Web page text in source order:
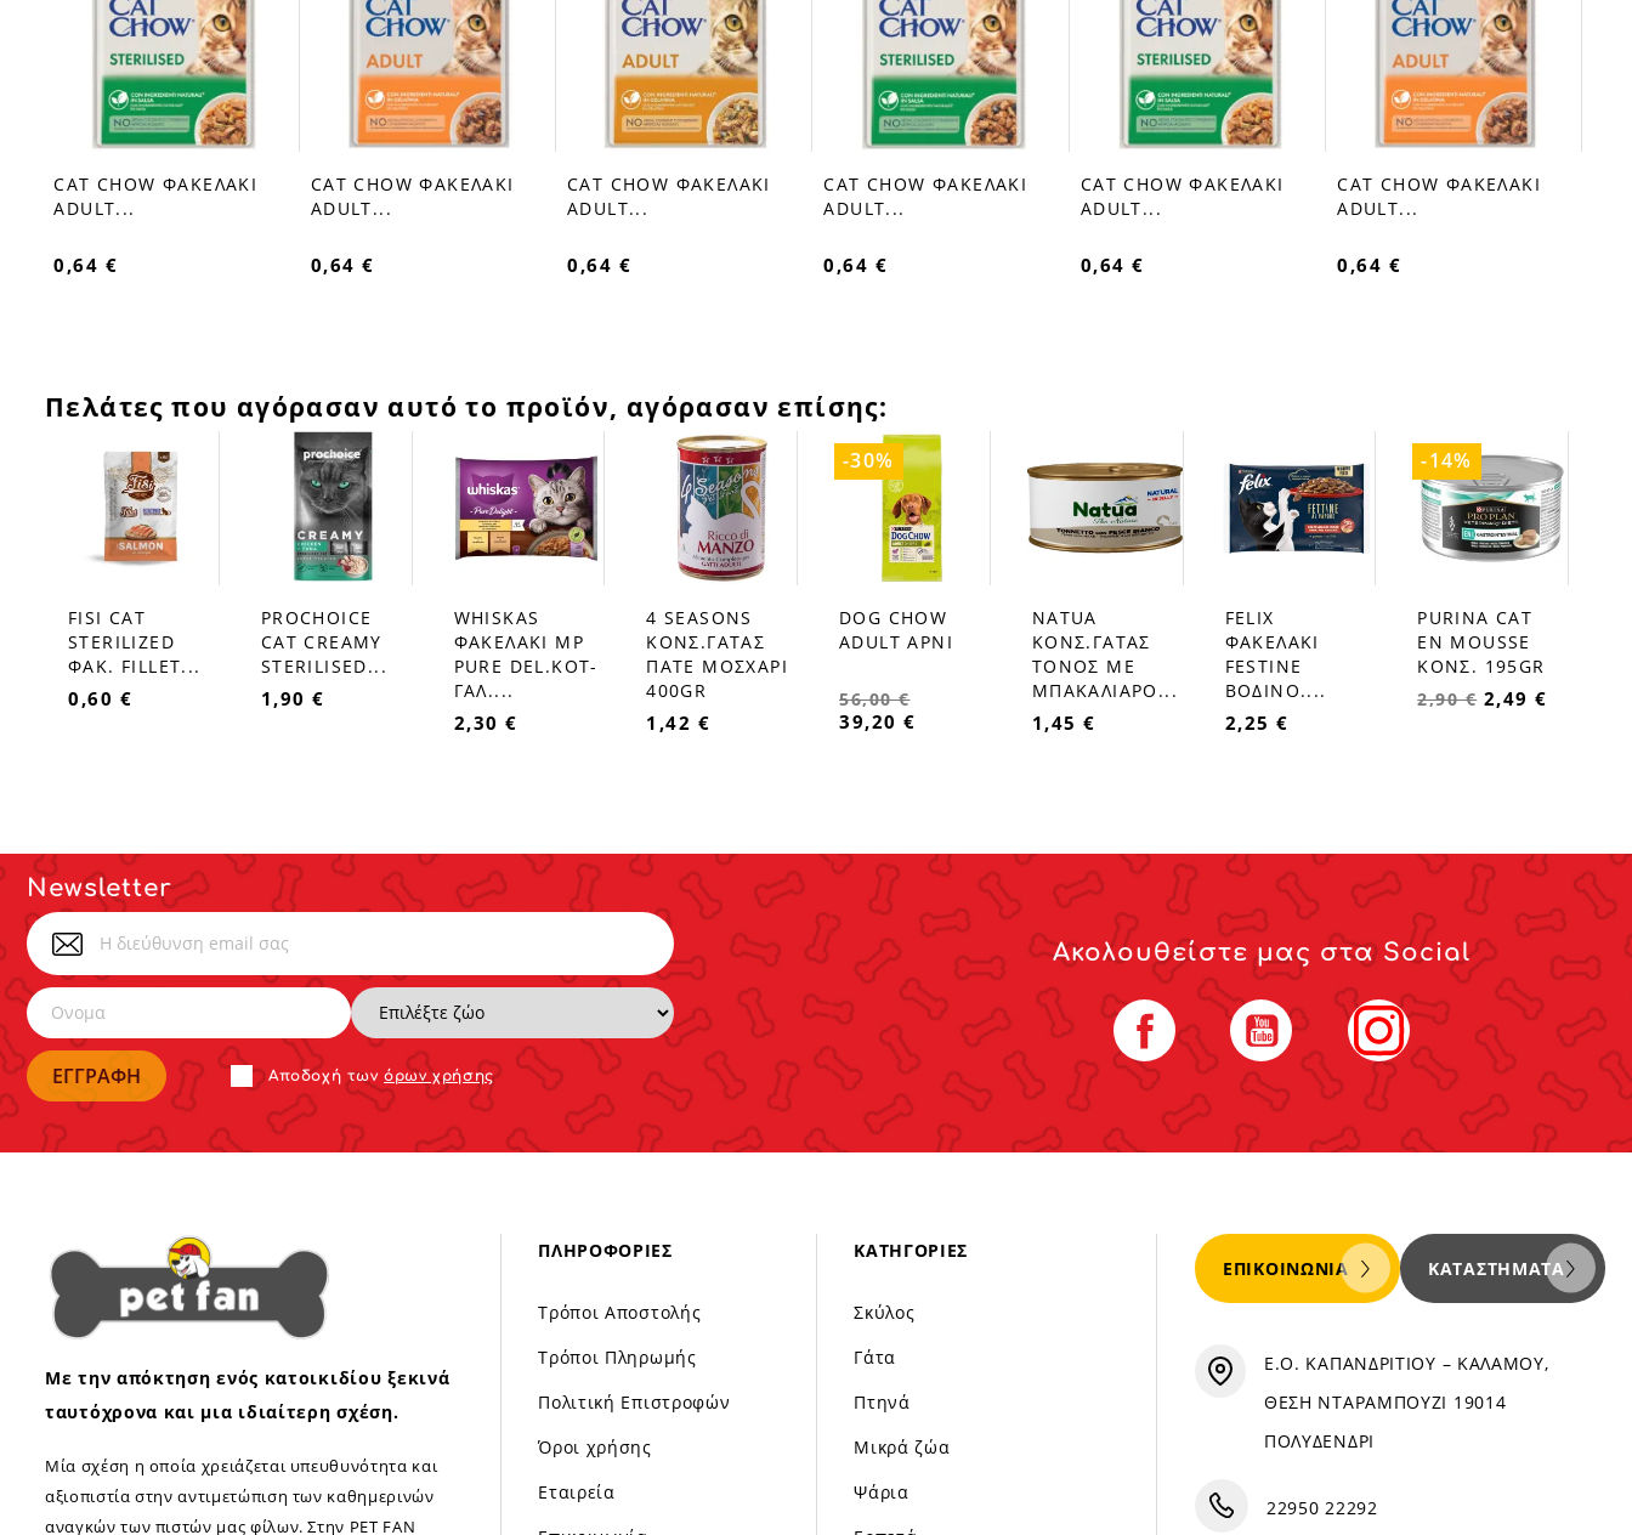
favorite_border
CAT CHOW ΦΑΚΕΛΑΚΙ
ADULT...
0,64 €
favorite_border
CAT CHOW ΦΑΚΕΛΑΚΙ
ADULT...
0,64 €
favorite_border
CAT CHOW ΦΑΚΕΛΑΚΙ
ADULT...
0,64 €
favorite_border
CAT CHOW ΦΑΚΕΛΑΚΙ
ADULT...
0,64 €
favorite_border
CAT CHOW ΦΑΚΕΛΑΚΙ
ADULT...
0,64 €
favorite_border
CAT CHOW ΦΑΚΕΛΑΚΙ
ADULT...
0,64 €
Πελάτες που αγόρασαν αυτό το προϊόν, αγόρασαν επίσης:
favorite_border
FISI CAT
STERILIZED
ΦΑΚ. FILLET...
0,60 €
favorite_border
PROCHOICE
CAT CREAMY
STERILISED...
1,90 €
favorite_border
WHISKAS
ΦΑΚΕΛΑΚΙ MP
PURE DEL.KOT-
ΓΑΛ....
2,30 €
favorite_border
4 SEASONS
ΚΟΝΣ.ΓΑΤΑΣ
ΠΑΤΕ ΜΟΣΧΑΡΙ
400GR
1,42 €
favorite_border
DOG CHOW
ADULT ΑΡΝΙ
56,00 €
39,20 €
-30%
favorite_border
NATUA
ΚΟΝΣ.ΓΑΤΑΣ
ΤΟΝΟΣ ΜΕ
ΜΠΑΚΑΛΙΑΡΟ...
1,45 €
favorite_border
FELIX
ΦΑΚΕΛΑΚΙ
FESTINE
ΒΟΔΙΝΟ....
2,25 €
favorite_border
PURINA CAT
EN MOUSSE
ΚΟΝΣ. 195GR
2,90 € 2,49 €
-14%
Newsletter
Αποδoχή τωνόρων χρήσης
Ακολουθείστε μας στα Social
Facebook YouTube Instagram
Με την απόκτηση ενός κατοικιδίου ξεκινά
ταυτόχρονα και μια ιδιαίτερη σχέση.
Μία σχέση η οποία χρειάζεται υπευθυνότητα και
αξιοπιστία στην αντιμετώπιση των καθημερινών
αναγκών των πιστών μας φίλων. Στην PET FAN
ΠΛΗΡΟΦΟΡΊΕΣ
Τρόποι Αποστολής
Τρόποι Πληρωμής
Πολιτική Επιστροφών
Όροι χρήσης
Εταιρεία
ΚΑΤΗΓΟΡΊΕΣ
Σκύλος
Γάτα
Πτηνά
Μικρά ζώα
Ψάρια
ΕΠΙΚΟΙΝΩΝΊΑ ΚΑΤΑΣΤΉΜΑΤΑ
Ε.Ο. ΚΑΠΑΝΔΡΙΤΙΟΥ – ΚΑΛΑΜΟΥ,
ΘΕΣΗ ΝΤΑΡΑΜΠΟΥΖΙ 19014
ΠΟΛΥΔΕΝΔΡΙ
22950 22292